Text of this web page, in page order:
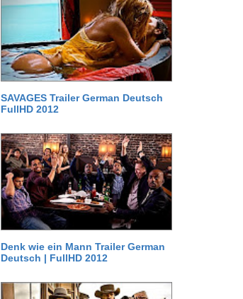
SAVAGES Trailer German Deutsch
FullHD 2012
Denk wie ein Mann Trailer German
Deutsch | FullHD 2012